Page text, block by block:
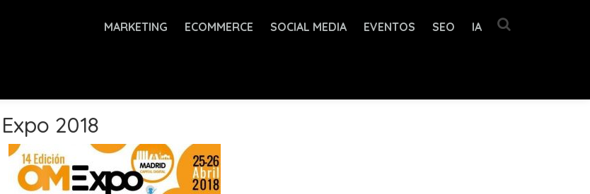
MARKETING ECOMMERCE SOCIAL MEDIA EVENTOS SEO IA
2018